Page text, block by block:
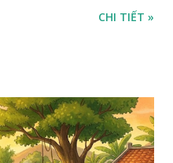
CHI TIẾT »